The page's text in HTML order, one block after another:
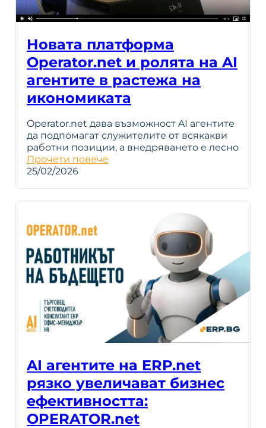
Новата платформа
Operator.net и ролята на AI
агентите в растежа на
икономиката
Operator.net дава възможност AI агентите
да подпомагат служителите от всякакви
работни позиции, а внедряването е лесно
Прочети повече
25/02/2026
AI агентите на ERP.net
рязко увеличават бизнес
ефективността:
OPERATOR.net